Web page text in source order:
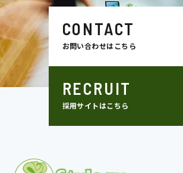
CONTACT
お問い合わせはこちら
RECRUIT
採用サイトはこちら